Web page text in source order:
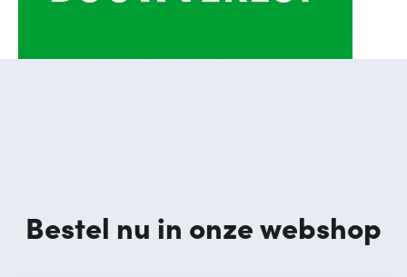
Bestel nu in onze webshop